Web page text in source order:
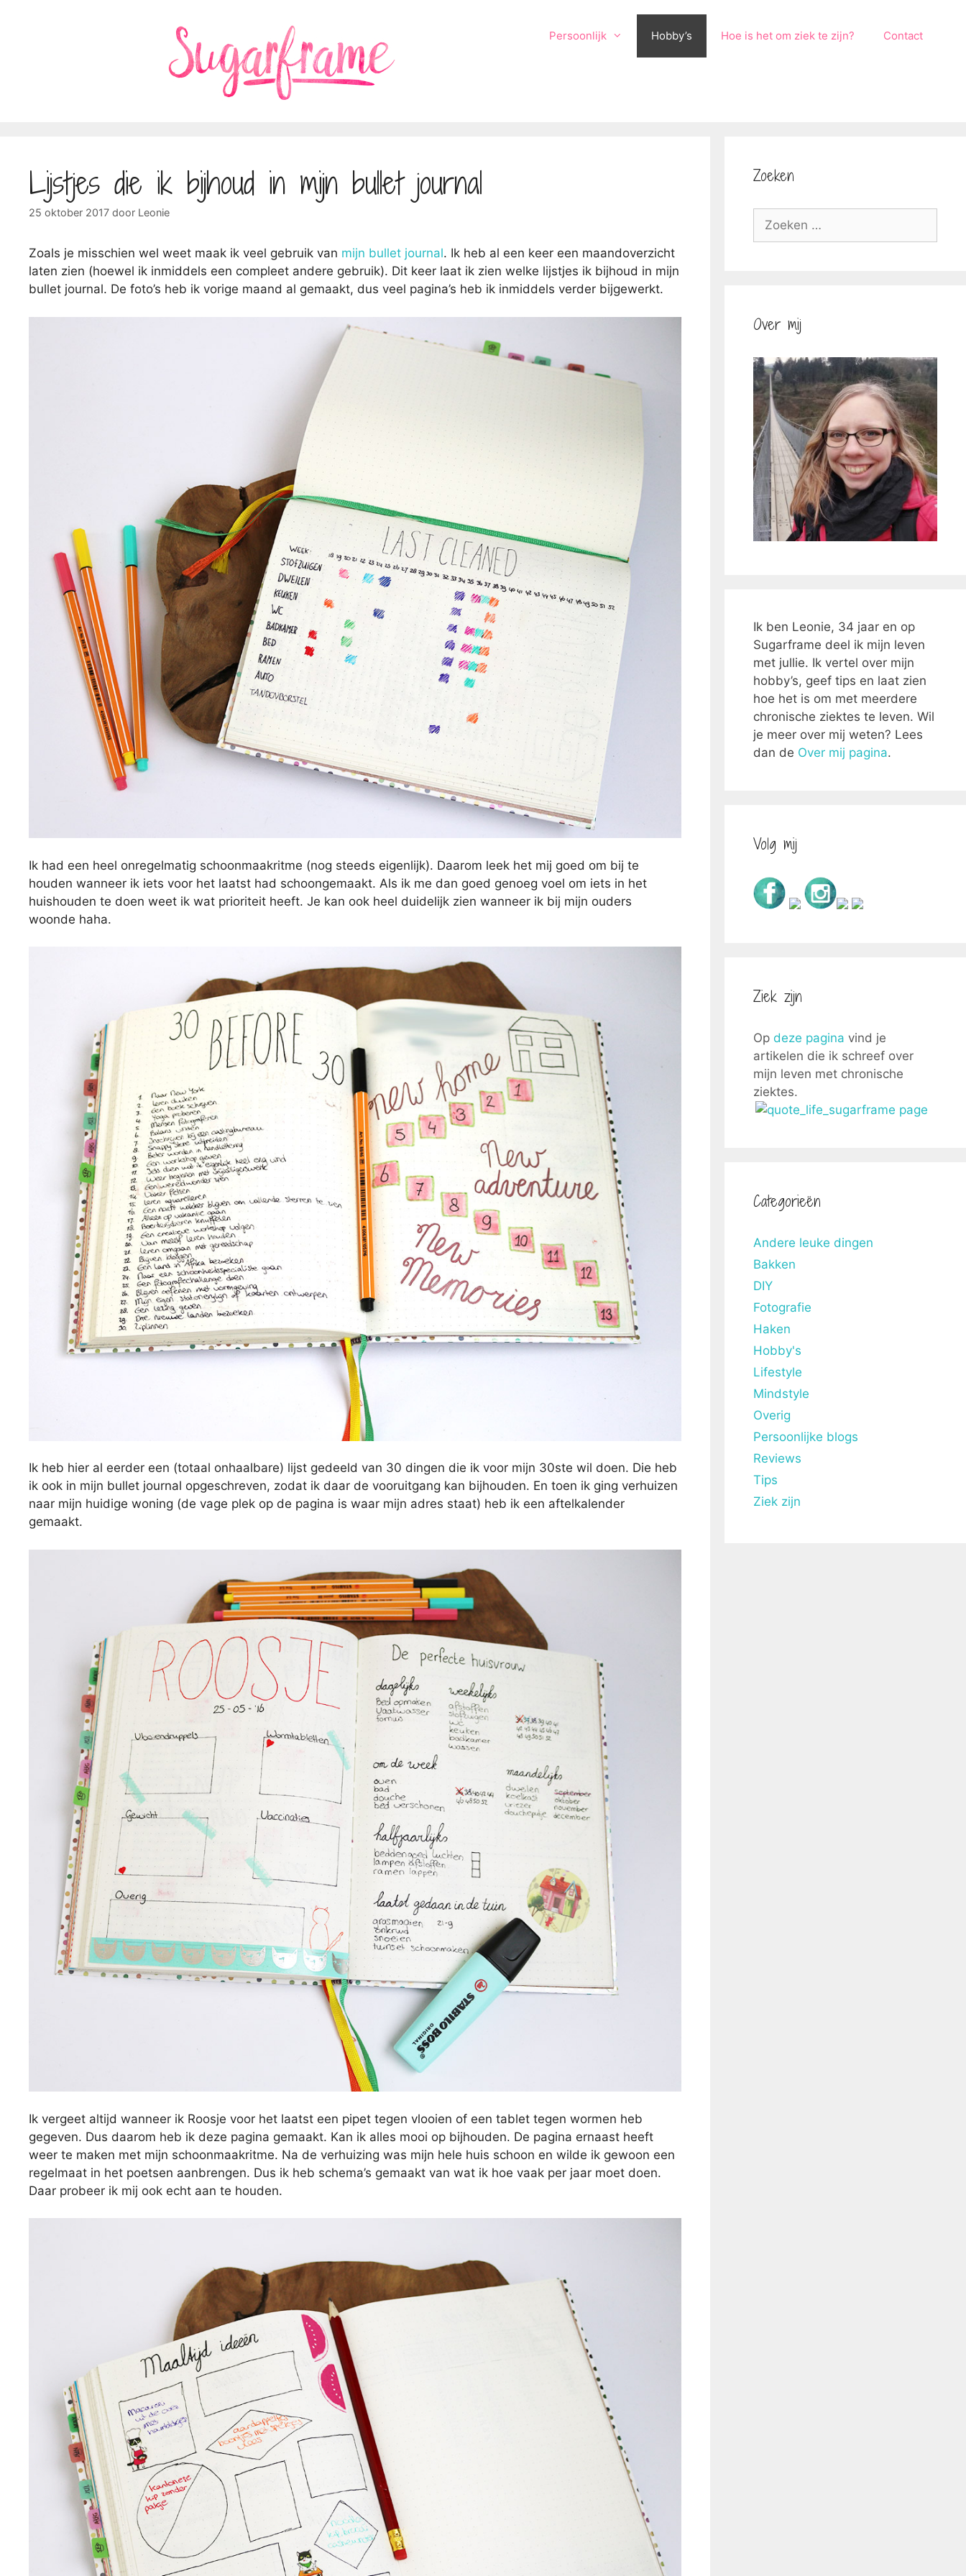
Persoonlijk Hobby’s Hoe is het om ziek te zijn? Contact
Lijstjes die ik bijhoud in mijn bullet journal
25 oktober 2017 door Leonie
Zoals je misschien wel weet maak ik veel gebruik van mijn bullet journal. Ik heb al een keer een maandoverzicht
laten zien (hoewel ik inmiddels een compleet andere gebruik). Dit keer laat ik zien welke lijstjes ik bijhoud in mijn
bullet journal. De foto’s heb ik vorige maand al gemaakt, dus veel pagina’s heb ik inmiddels verder bijgewerkt.
Ik had een heel onregelmatig schoonmaakritme (nog steeds eigenlijk). Daarom leek het mij goed om bij te
houden wanneer ik iets voor het laatst had schoongemaakt. Als ik me dan goed genoeg voel om iets in het
huishouden te doen weet ik wat prioriteit heeft. Je kan ook heel duidelijk zien wanneer ik bij mijn ouders
woonde haha.
Ik heb hier al eerder een (totaal onhaalbare) lijst gedeeld van 30 dingen die ik voor mijn 30ste wil doen. Die heb
ik ook in mijn bullet journal opgeschreven, zodat ik daar de vooruitgang kan bijhouden. En toen ik ging verhuizen
naar mijn huidige woning (de vage plek op de pagina is waar mijn adres staat) heb ik een aftelkalender
gemaakt.
Ik vergeet altijd wanneer ik Roosje voor het laatst een pipet tegen vlooien of een tablet tegen wormen heb
gegeven. Dus daarom heb ik deze pagina gemaakt. Kan ik alles mooi op bijhouden. De pagina ernaast heeft
weer te maken met mijn schoonmaakritme. Na de verhuizing was mijn hele huis schoon en wilde ik gewoon een
regelmaat in het poetsen aanbrengen. Dus ik heb schema’s gemaakt van wat ik hoe vaak per jaar moet doen.
Daar probeer ik mij ook echt aan te houden.
Zoeken
Zoek
Over mij
Ik ben Leonie, 34 jaar en op
Sugarframe deel ik mijn leven
met jullie. Ik vertel over mijn
hobby’s, geef tips en laat zien
hoe het is om met meerdere
chronische ziektes te leven. Wil
je meer over mij weten? Lees
dan de Over mij pagina.
Volg mij
Ziek zijn
Op deze pagina vind je
artikelen die ik schreef over
mijn leven met chronische
ziektes.
Categorieën
Andere leuke dingen
Bakken
DIY
Fotografie
Haken
Hobby's
Lifestyle
Mindstyle
Overig
Persoonlijke blogs
Reviews
Tips
Ziek zijn